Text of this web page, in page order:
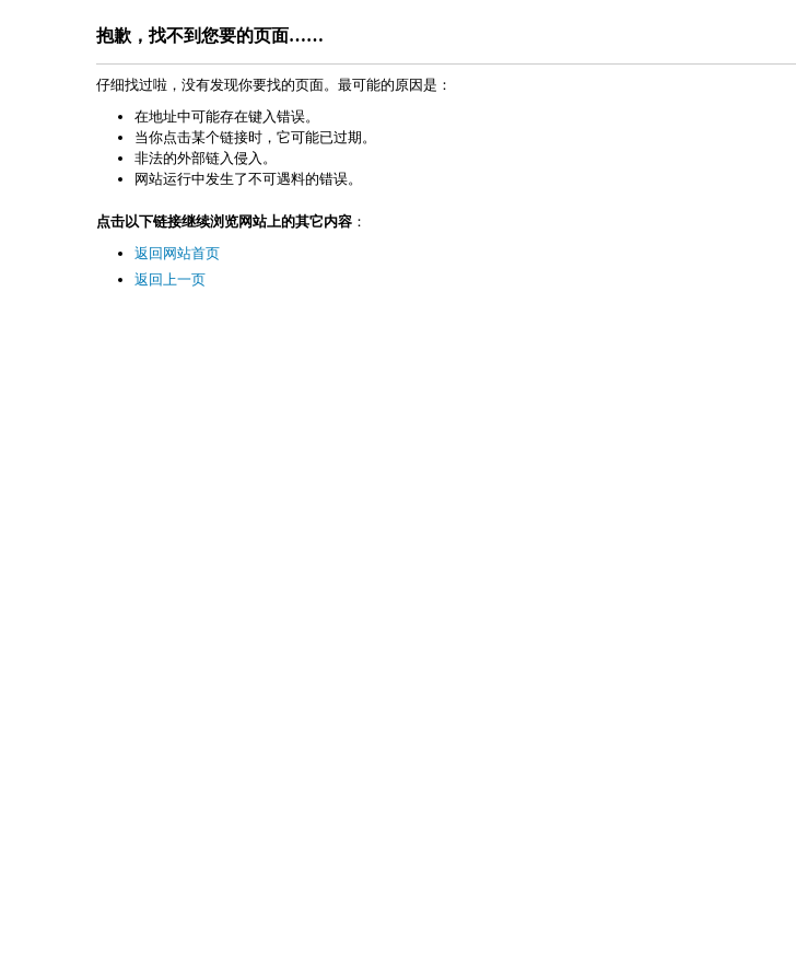
抱歉，找不到您要的页面……
仔细找过啦，没有发现你要找的页面。最可能的原因是：
在地址中可能存在键入错误。
当你点击某个链接时，它可能已过期。
非法的外部链入侵入。
网站运行中发生了不可遇料的错误。
点击以下链接继续浏览网站上的其它内容 ：
返回网站首页
返回上一页